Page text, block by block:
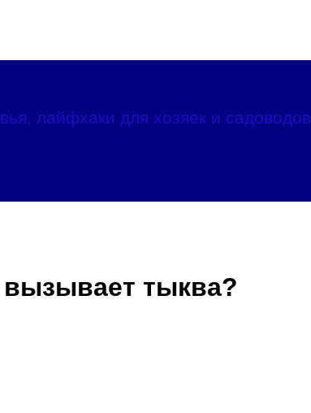
лайфхаки для хозяек и садоводов
тыква?